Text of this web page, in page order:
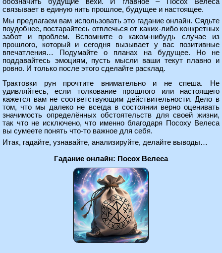
связывает в единую нить прошлое, будущее и настоящее.
Мы предлагаем вам использовать это гадание онлайн. Сядьте
поудобнее, постарайтесь отвлечься от каких-либо конкретных
забот и проблем. Вспомните о каком-нибудь случае из
прошлого, который и сегодня вызывает у вас позитивные
впечатления… Подумайте о планах на будущее. Но не
поддавайтесь эмоциям, пусть мысли ваши текут плавно и
ровно. И только после этого сделайте расклад.
Трактовки рун прочтите внимательно и не спеша. Не
удивляйтесь, если толкование прошлого или настоящего
кажется вам не соответствующим действительности. Дело в
том, что мы далеко не всегда в состоянии верно оценивать
значимость определённых обстоятельств для своей жизни,
так что не исключено, что именно благодаря Посоху Велеса
вы сумеете понять что-то важное для себя.
Итак, гадайте, узнавайте, анализируйте, делайте выводы…
Гадание онлайн: Посох Велеса